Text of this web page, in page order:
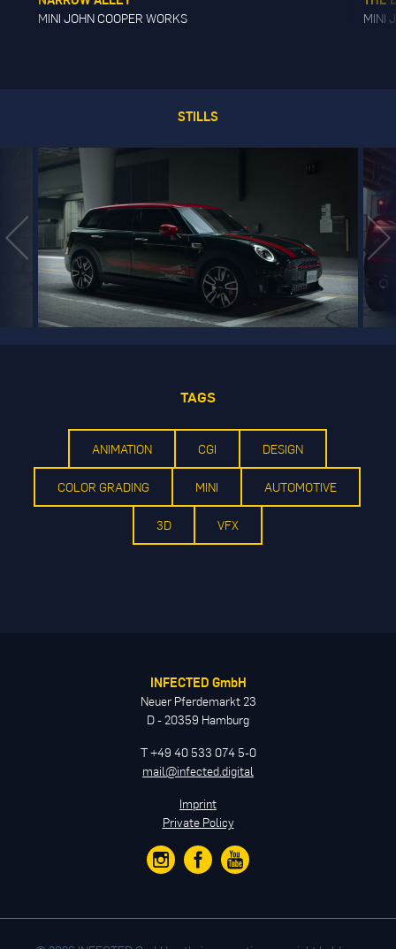
MINI JOHN COOPER WORKS
MINI
STILLS
TAGS
ANIMATION CGI DESIGN
COLOR GRADING MINI AUTOMOTIVE
3D VFX
INFECTED GmbH
Neuer Pferdemarkt 23
D - 20359 Hamburg
T +49 40 533 074 5-0
mail@infected.digital
Imprint
Private Policy